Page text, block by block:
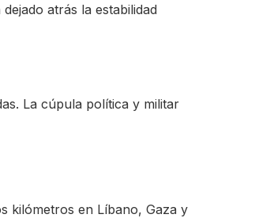
atrás la estabilidad
La cúpula política y militar
kilómetros en Líbano, Gaza y